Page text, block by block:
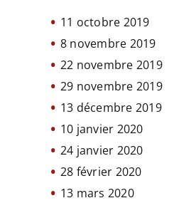
11 octobre 2019
8 novembre 2019
22 novembre 2019
29 novembre 2019
13 décembre 2019
10 janvier 2020
24 janvier 2020
28 février 2020
13 mars 2020